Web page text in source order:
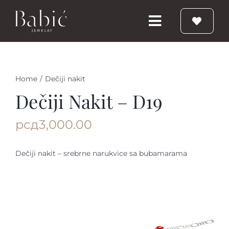
Toggle
Navigation
Prstenje
Vereničko prstenje
Home / Dečiji nakit
Dečiji Nakit – D19
рсд3,000.00
Dečiji nakit – srebrne narukvice sa bubamarama